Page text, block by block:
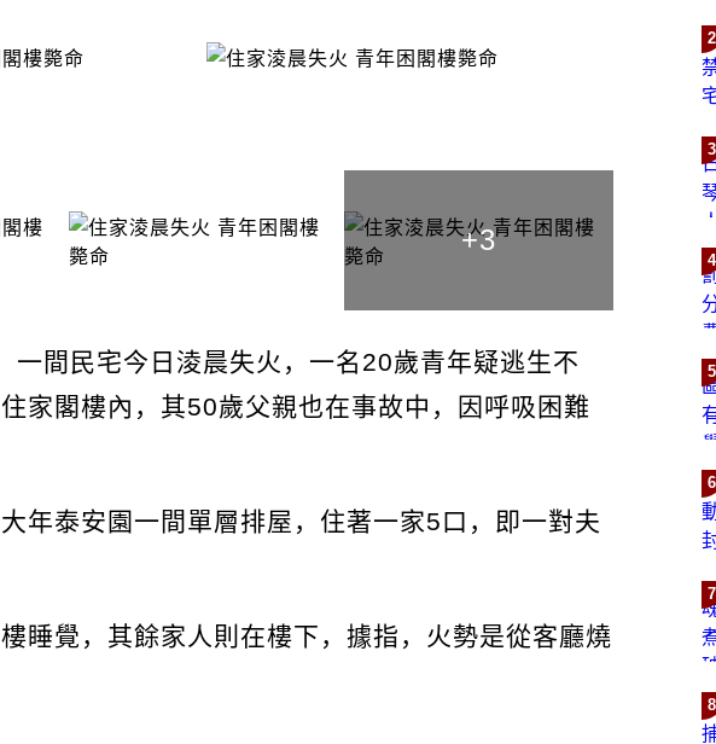
+3
一間民宅今日淩晨失火，一名20歲青年疑逃生不
家閣樓內，其50歲父親也在事故中，因呼吸困難
年泰安園一間單層排屋，住著一家5口，即一對夫
睡覺，其餘家人則在樓下，據指，火勢是從客廳燒
2
3
4
5
6
7
8